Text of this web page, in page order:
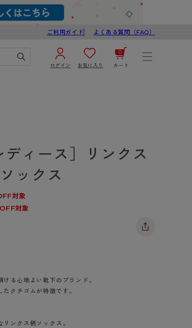
ご利用ガイド よくある質問（FAQ）
ブランド一覧へ
ログイン お気に入り カート
0
ディース］リンクス
ックス
対象
対象
る心地よい靴下のブランド。
クチゴムが特徴です。
ンクス柄ソックス。